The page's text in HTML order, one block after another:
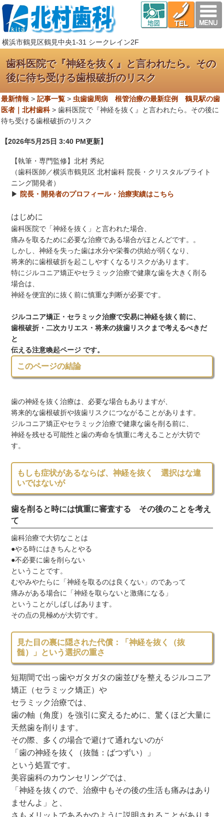
横浜市鶴見区鶴見中央1-31 シークレイン2F
歯科医院で『神経を抜く』と言われたら。その
後に待ち受ける歯根破折のリスク
最新情報 > 記事一覧 > 虫歯歯周病 根管治療の最新症例 鶴見駅の歯
医者｜北村歯科> 歯科医院で『神経を抜く』と言われたら。その後に
待ち受ける歯根破折のリスク
【2026年5月25日 3:40 PM更新】
【執筆・専門監修】北村 秀紀
（歯科医師／横浜市鶴見区 北村歯科 院長・クリスタルブライト
ニング開発者）
▶ 院長・開発者のプロフィール・治療実績はこちら
はじめに
歯科医院で「神経を抜く」と言われた場合、
痛みを取るために必要な治療である場合がほとんどです。。
しかし、神経を失った歯は水分や栄養の供給が弱くなり、
将来的に歯根破折を起こしやすくなるリスクがあります。
特にジルコニア矯正やセラミック治療で健康な歯を大きく削る
場合は、
神経を便宜的に抜く前に慎重な判断が必要です。
ジルコニア矯正・セラミック治療で安易に神経を抜く前に、
歯根破折・二次カリエス・将来の抜歯リスクまで考えるべきだ
と
伝える注意喚起ページ です。
このページの結論
歯の神経を抜く治療は、必要な場合もありますが、
将来的な歯根破折や抜歯リスクにつながることがあります。
ジルコニア矯正やセラミック治療で健康な歯を削る前に、
神経を残せる可能性と歯の寿命を慎重に考えることが大切で
す。
もしも症状があるならば、神経を抜く 選択はな違
いではないが
歯を削ると時には慎重に審査する その後のことを考え
て
歯科治療で大切なことは
●やる時にはきちんとやる
●不必要に歯を削らない
ということです。
むやみやたらに「神経を取るのは良くない」のであって
痛みがある場合に「神経を取らないと激痛になる」
ということがしばしばあります。
その点の見極めが大切です。
見た目の裏に隠された代償：「神経を抜く（抜
髄）」という選択の重さ
短期間で出っ歯やガタガタの歯並びを整えるジルコニア
矯正（セラミック矯正）や
セラミック治療では、
歯の軸（角度）を強引に変えるために、驚くほど大量に
天然歯を削ります。
その際、多くの場合で避けて通れないのが
「歯の神経を抜く（抜髄：ばつずい）」
という処置です。
美容歯科のカウンセリングでは、
「神経を抜くので、治療中もその後の生活も痛みはあり
ませんよ」と、